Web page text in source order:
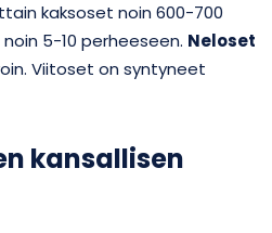
kaksoset noin 600-700
5-10 perheeseen. Neloset
Viitoset on syntyneet
kansallisen